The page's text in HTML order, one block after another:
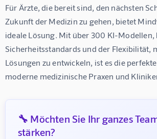
Für Ärzte, die bereit sind, den nächsten
Zukunft der Medizin zu gehen, bietet
ideale Lösung. Mit über 300 KI-Modellen,
Sicherheitsstandards und der Flexibilität,
Lösungen zu entwickeln, ist es die
moderne medizinische Praxen und
🔧 Möchten Sie Ihr ganzes
stärken?